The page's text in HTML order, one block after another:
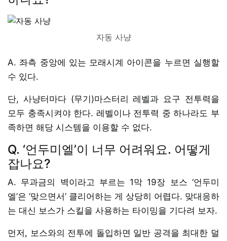
자동 사냥
A. 좌측 중앙에 있는 모래시계 아이콘을 누르면 실행할
수 있다.
단, 사냥터마다 (무기)마스터리 레벨과 요구 전투력을
모두 충족시켜야 한다. 레벨이나 전투력 중 하나라도 부
족하면 해당 시스템을 이용할 수 없다.
Q. ‘언두미엘’이 너무 어려워요. 어떻게
잡나요?
A. 무과금의 벽이라고 부르는 1막 19장 보스 ‘언두미
엘’은 ‘맞으면서’ 클리어하는 게 상당히 어렵다. 맞대응하
는 대신 보스가 스킬을 사용하는 타이밍을 기다려 보자.
먼저, 보스와의 전투에 돌입하면 일반 공격을 최대한 덜